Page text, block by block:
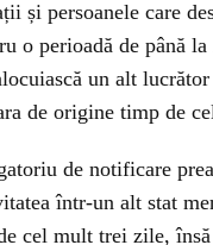
și persoanele care
o perioadă de până
un alt
de origine timp de
de notificare
într-un alt stat
cel mult trei zile,